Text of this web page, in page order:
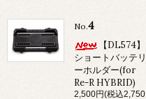
No.4
【DL574】
ショートバッテリ
ーホルダー(for
Re-R HYBRID)
2,500円(税込2,750